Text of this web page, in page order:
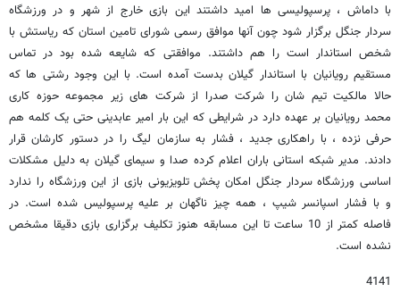
با داماش ، پرسپولیسی ها امید داشتند این بازی خارج از شهر و در ورزشگاه
سردار جنگل برگزار شود چون آنها موافق رسمی شورای تامین استان که ریاستش با
شخص استاندار است را هم داشتند. موافقتی که شایعه شده بود در تماس
مستقیم رویانیان با استاندار گیلان بدست آمده است. با این وجود رشتی ها که
حالا مالکیت تیم شان را شرکت صدرا از شرکت های زیر مجموعه حوزه کاری
محمد رویانیان بر عهده دارد در شرایطی که این بار امیر عابدینی حتی یک کلمه هم
حرفی نزده ، با راهکاری جدید ، فشار به سازمان لیگ را در دستور کارشان قرار
دادند. مدیر شبکه استانی باران اعلام کرده صدا و سیمای گیلان به دلیل مشکلات
اساسی ورزشگاه سردار جنگل امکان پخش تلویزیونی بازی از این ورزشگاه را ندارد
و با فشار اسپانسر شیپ ، همه چیز ناگهان بر علیه پرسپولیس شده است. در
فاصله کمتر از 10 ساعت تا این مسابقه هنوز تکلیف برگزاری بازی دقیقا مشخص
نشده است.
4141